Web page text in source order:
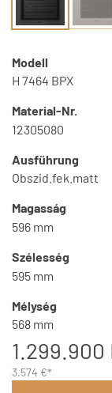
Modell
H 7464 BPX
Material-Nr.
12305080
Ausführung
Obszid.fek.matt
Magasság
596 mm
Szélesség
595 mm
Mélység
568 mm
1.299.900
3.574 €*